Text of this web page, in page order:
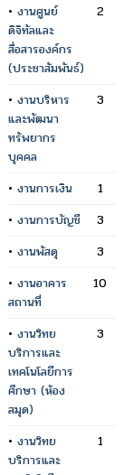
• งานศูนย์
ดิจิทัลและ
สื่อสารองค์กร
(ประชาสัมพันธ์)
2
• งานบริหาร
และพัฒนา
ทรัพยากร
บุคคล
3
• งานการเงิน
1
• งานการบัญชี
3
• งานพัสดุ
3
• งานอาคาร
สถานที่
10
• งานวิทย
บริการและ
เทคโนโลยีการ
ศึกษา (ห้อง
สมุด)
3
• งานวิทย
บริการและ
1